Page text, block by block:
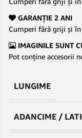
GARANŢIE 2 ANI
Cumperi fără griji şi
IMAGINILE SUNT
Pot conține accesorii
LUNGIME
ADANCIME /